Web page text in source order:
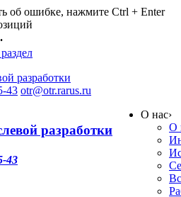
об ошибке, нажмите Ctrl + Enter
разработки
43 otr@otr.rarus.ru
разработки
43
О нас›
О